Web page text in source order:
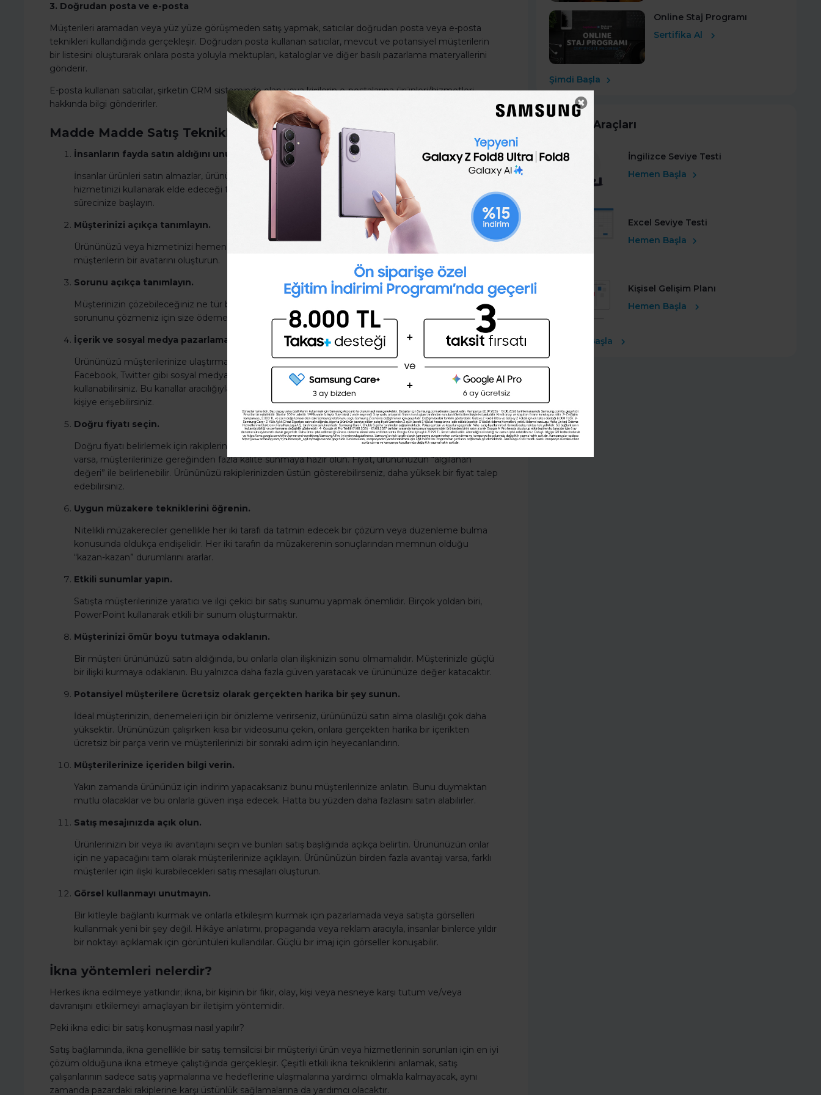
28 günlük kişisel gelişim planını
oluşturmak ister misin ?
3. Doğrudan posta ve e-posta
Müşterileri aramadan veya yüz yüze görüşmeden satış yapmak, satıcılar doğrudan posta veya e-posta
teknikleri kullandığında gerçekleşir. Doğrudan posta kullanan satıcılar, mevcut ve potansiyel müşterilerin
bir listesini oluşturarak onlara posta yoluyla mektupları, kataloglar ve diğer basılı pazarlama materyallerini
gönderir.
E-posta kullanan satıcılar, şirketin CRM sisteminde olan veya kişilerin e-postalarına ürünleri/hizmetleri
hakkında bilgi gönderirler.
Madde Madde Satış Teknikleri
İnsanların fayda satın aldığını unutmayın.
İnsanlar ürünleri satın almazlar, ürünün vereceği sonuçları satın alırlar. Müşterinizin ürün veya
hizmetinizi kullanarak elde edeceği tüm faydaların bir listesini yaparak ideal müşterinizi belirleme
sürecinize başlayın.
Müşterinizi açıkça tanımlayın.
Ürününüzü veya hizmetinizi hemen satın alma olasılığı en yüksek olan kişi/kişiler kimdir? Bu
müşterilerin bir avatarını oluşturun.
Sorunu açıkça tanımlayın.
Müşterinizin çözebileceğiniz ne tür bir sorunu var? Müşterinizi doğru tanımladıysanız, bu kişiler
sorununu çözmeniz için size ödeme yapacaktır.
İçerik ve sosyal medya pazarlamasını avantajınız için kullanın.
Ürününüzü müşterilerinize ulaştırmanın her zamankinden çok daha fazla yolu var. Instagram,
Facebook, Twitter gibi sosyal medya platformlarını ve varsa blogunuzu kendi yararınıza
kullanabilirsiniz. Bu kanallar aracılığıyla müşterilerinizle ilişkiler kurarak her zamankinden daha fazla
kişiye erişebilirsiniz.
Doğru fiyatı seçin.
Doğru fiyatı belirlemek için rakipleriniz hakkında pazar araştırması yapın. Yüksek fiyatlı bir ürününüz
varsa, müşterilerinize gereğinden fazla kalite sunmaya hazır olun. Fiyat, ürününüzün “algılanan
değeri” ile belirlenebilir. Ürününüzü rakiplerinizden üstün gösterebilirseniz, daha yüksek bir fiyat talep
edebilirsiniz.
Uygun müzakere tekniklerini öğrenin.
Nitelikli müzakereciler genellikle her iki tarafı da tatmin edecek bir çözüm veya düzenleme bulma
konusunda oldukça endişelidir. Her iki tarafın da müzakerenin sonuçlarından memnun olduğu
“kazan-kazan” durumlarını ararlar.
Etkili sunumlar yapın.
Satışta müşterilerinize yaratıcı ve ilgi çekici bir satış sunumu yapmak önemlidir. Birçok yoldan biri,
PowerPoint kullanarak etkili bir sunum oluşturmaktır.
Müşterinizi ömür boyu tutmaya odaklanın.
Bir müşteri ürününüzü satın aldığında, bu onlarla olan ilişkinizin sonu olmamalıdır. Müşterinizle güçlü
bir ilişki kurmaya odaklanın. Bu yalnızca daha fazla güven yaratacak ve ürününüze değer katacaktır.
Potansiyel müşterilere ücretsiz olarak gerçekten harika bir şey sunun.
İdeal müşterinizin, denemeleri için bir önizleme verirseniz, ürününüzü satın alma olasılığı çok daha
yüksektir. Ürününüzün çalışırken kısa bir videosunu çekin, onlara gerçekten harika bir içerikten
ücretsiz bir parça verin ve müşterilerinizi bir sonraki adım için heyecanlandırın.
Müşterilerinize içeriden bilgi verin.
Yakın zamanda ürününüz için indirim yapacaksanız bunu müşterilerinize anlatın. Bunu duymaktan
mutlu olacaklar ve bu onlarla güven inşa edecek. Hatta bu yüzden daha fazlasını satın alabilirler.
Satış mesajınızda açık olun.
Ürünlerinizin bir veya iki avantajını seçin ve bunları satış başlığında açıkça belirtin. Ürününüzün onlar
için ne yapacağını tam olarak müşterilerinize açıklayın. Ürününüzün birden fazla avantajı varsa, farklı
müşteriler için ilişki kurabilecekleri satış mesajları oluşturun.
Görsel kullanmayı unutmayın.
Bir kitleyle bağlantı kurmak ve onlarla etkileşim kurmak için pazarlamada veya satışta görselleri
kullanmak yeni bir şey değil. Hikâye anlatımı, propaganda veya reklam aracıyla, insanlar binlerce yıldır
bir noktayı açıklamak için görüntüleri kullandılar. Güçlü bir imaj için görseller konuşabilir.
İkna yöntemleri nelerdir?
Herkes ikna edilmeye yatkındır; ikna, bir kişinin bir fikir, olay, kişi veya nesneye karşı tutum ve/veya
davranışını etkilemeyi amaçlayan bir iletişim yöntemidir.
Peki ikna edici bir satış konuşması nasıl yapılır?
Satış bağlamında, ikna genellikle bir satış temsilcisi bir müşteriyi ürün veya hizmetlerinin sorunları için en iyi
çözüm olduğuna ikna etmeye çalıştığında gerçekleşir. Çeşitli etkili ikna tekniklerini anlamak, satış
çalışanlarının sadece satış yapmalarına ve hedeflerine ulaşmalarına yardımcı olmakla kalmayacak, aynı
zamanda pazardaki rakiplerine karşı üstünlük sağlamalarına da yardımcı olacaktır.
Online Staj Programı
Sertifika Al
Şimdi Başla
Kariyer Araçları
İngilizce Seviye Testi
Hemen Başla
Excel Seviye Testi
Hemen Başla
Kişisel Gelişim Planı
Hemen Başla
Ücretsiz Başla